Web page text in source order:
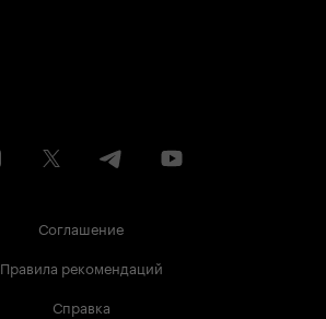
Соглашение
Правила рекомендаций
Справка